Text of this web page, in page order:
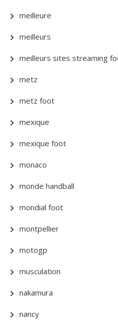
meilleure
meilleurs
meilleurs sites streaming
metz
metz foot
mexique
mexique foot
monaco
monde handball
mondial foot
montpellier
motogp
musculation
nakamura
nancy